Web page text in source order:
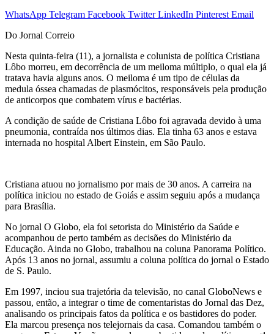
WhatsApp Telegram Facebook Twitter LinkedIn Pinterest Email
Do Jornal Correio
Nesta quinta-feira (11), a jornalista e colunista de política Cristiana
Lôbo morreu, em decorrência de um meiloma múltiplo, o qual ela já
tratava havia alguns anos. O meiloma é um tipo de células da
medula óssea chamadas de plasmócitos, responsáveis pela produção
de anticorpos que combatem vírus e bactérias.
A condição de saúde de Cristiana Lôbo foi agravada devido à uma
pneumonia, contraída nos últimos dias. Ela tinha 63 anos e estava
internada no hospital Albert Einstein, em São Paulo.
Cristiana atuou no jornalismo por mais de 30 anos. A carreira na
política iniciou no estado de Goiás e assim seguiu após a mudança
para Brasília.
No jornal O Globo, ela foi setorista do Ministério da Saúde e
acompanhou de perto também as decisões do Ministério da
Educação. Ainda no Globo, trabalhou na coluna Panorama Político.
Após 13 anos no jornal, assumiu a coluna política do jornal o Estado
de S. Paulo.
Em 1997, inciou sua trajetória da televisão, no canal GloboNews e
passou, então, a integrar o time de comentaristas do Jornal das Dez,
analisando os principais fatos da política e os bastidores do poder.
Ela marcou presença nos telejornais da casa. Comandou também o